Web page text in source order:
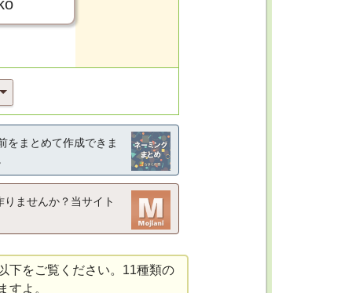
をまとめて作成できま
ませんか？当サイト
下をご覧ください。11種類の
すよ。